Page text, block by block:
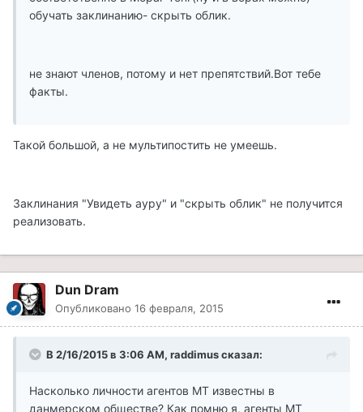
обучать заклинанию- скрыть облик.
не знают членов, потому и нет препятствий.Вот тебе
факты.
Такой большой, а не мультипостить не умеешь.
Заклинания "Увидеть ауру" и "скрыть облик" не получится
реализовать.
Dun Dram
Опубликовано 16 февраля, 2015
В 2/16/2015 в 3:06 AM, raddimus сказал:
Насколько личности агентов МТ известны в
данмерском обществе? Как помню я, агенты МТ